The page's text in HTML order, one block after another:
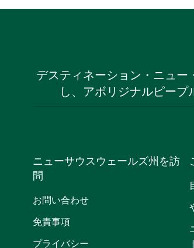
デスティネーション・ニュ
し、アボリジナルピープ
ニューサウスウェールズ州を訪
問
お問い合わせ
免責事項
プライバシー